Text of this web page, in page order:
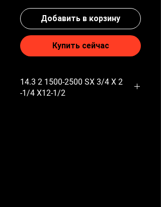
Добавить в корзину
Купить сейчас
14.3 2 1500-2500 SX 3/4 X 2
-1/4 X12-1/2